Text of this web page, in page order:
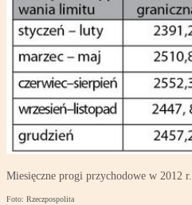
Miesięczne progi przychodowe w 2012 r.
Foto: Rzeczpospolita